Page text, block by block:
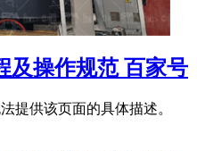
及操作规范 百家号
提供该页面的具体描述。